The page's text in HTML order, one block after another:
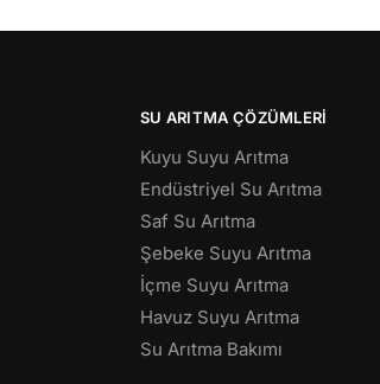
SU ARITMA ÇÖZÜMLERI
Kuyu Suyu Arıtma
Endüstriyel Su Arıtma
Saf Su Arıtma
Şebeke Suyu Arıtma
İçme Suyu Arıtma
Havuz Suyu Arıtma
Su Arıtma Bakımı